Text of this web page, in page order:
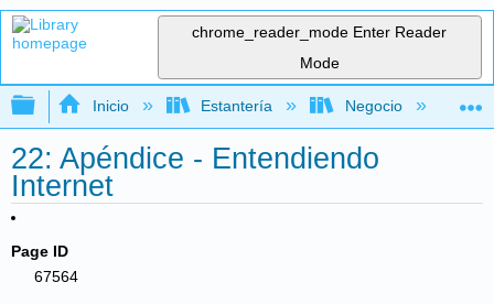
chrome_reader_mode Enter Reader
Mode
Expandir/contraer jerarquía global
Inicio Estantería Negocio
22: Apéndice - Entendiendo
Internet
Page ID
67564